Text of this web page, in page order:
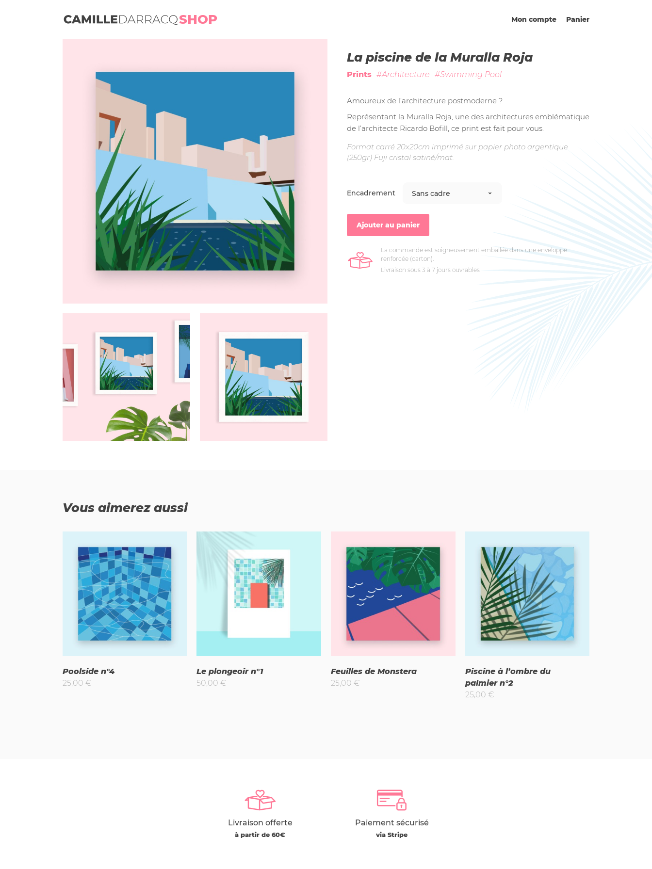
Camille Darracq SHOP Mon compte Panier
La piscine de la Muralla Roja
Prints #Architecture #Swimming Pool
Amoureux de l’architecture postmoderne ?
Représentant la Muralla Roja, une des architectures emblématique
de l’architecte Ricardo Bofill, ce print est fait pour vous.
Format carré 20x20cm imprimé sur papier photo argentique
(250gr) Fuji cristal satiné/mat.
Encadrement
Ajouter au panier
La commande est soigneusement emballée dans une enveloppe
renforcée (carton).
Livraison sous 3 à 7 jours ouvrables
Vous aimerez aussi
Poolside n°4
25,00 €
Le plongeoir n°1
50,00€
Feuilles de Monstera
25,00 €
Piscine à l’ombre du
palmier n°2
25,00 €
Livraison offerte
à partir de 60€
Paiement sécurisé
via Stripe